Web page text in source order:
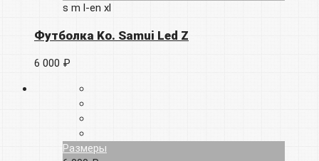
s m l-en xl
Футболка Ko. Samui Led Z
6 000 ₽
Размеры